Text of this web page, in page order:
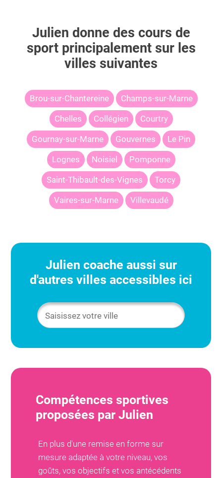
Julien donne des cours de
sport principalement sur les
villes suivantes
Brou-sur-Chantereine Champs-sur-Marne
Chelles Collégien Courtry
Gournay-sur-Marne Gouvernes Le Pin
Lognes Noisiel Pomponne
Saint-Thibault-des-Vignes Torcy
Vaires-sur-Marne Villevaudé
Julien coache aussi sur
d'autres villes accessibles ici
Compétences sportives
proposées parJulien
En plus d'une remise en forme sur
mesure adaptée à votre niveau, vos
goûts, vos objectifs et vos antécédents